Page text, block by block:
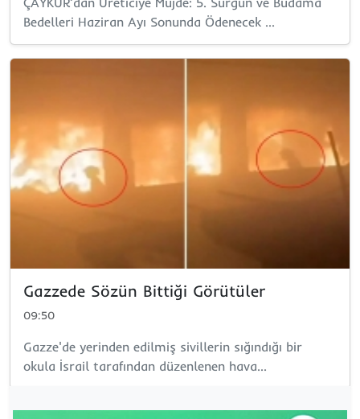
Bedelleri Haziran Ayı Sonunda Ödenecek ...
Gazzede Sözün Bittiği Görütüler
09:50
Gazze'de yerinden edilmiş sivillerin sığındığı bir
okula İsrail tarafından düzenlenen hava...